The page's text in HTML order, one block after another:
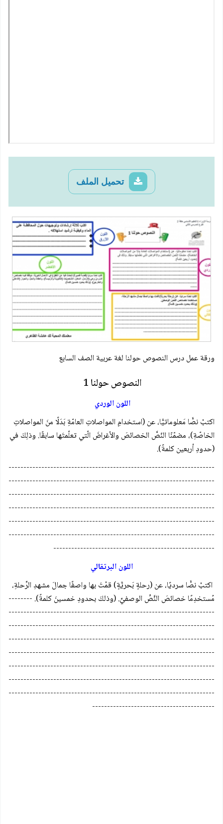
تحميل الملف
ورقة عمل درس النصوص حولنا لغة عربية الصف السابع
النصوص حولنا 1
اللون الوردي
اكتبْ نصًّا مَعلوماتيًّا، عن (استخدامِ المواصلاتِ العامّةِ بَدَلًا منَ المواصلاتِ
الخاصّةِ)، مضمّنًا النّصَّ الخصائصَ والأغراضَ الّتي تعلّمتَها سابقًا. وذلِكَ في
(حدودِ أربعين كلمةً).
---------------------------------------------------------------------
---------------------------------------------------------------------
---------------------------------------------------------------------
---------------------------------------------------------------------
---------------------------------------------------------------------
---------------------------------------------------------------------
------------------------------------------------------
اللون البرتقالي
اكتبْ نصًّا سرديًا، عن (رحلةٍ بَحريَّةٍ) قمْتَ بها واصفًا جمالَ مشهدِ الرِّحلةِ،
مُستخدِمًا خصائصَ النَّصِّ الوصفيِّ. (وذلكَ بحدودِ خمسينَ كلمةً). --------
---------------------------------------------------------------------
---------------------------------------------------------------------
---------------------------------------------------------------------
---------------------------------------------------------------------
---------------------------------------------------------------------
---------------------------------------------------------------------
---------------------------------------------------------------------
-----------------------------------------